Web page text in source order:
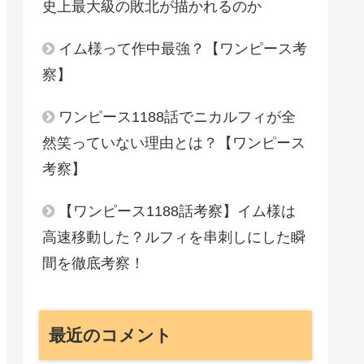
史上最大級の敗北が描かれるのか
イム様って作中最強？【ワンピース考
察】
ワンピース1188話でニカルフィが全
然笑っていない理由とは？【ワンピース
考察】
【ワンピース1188話考察】イム様は
高速移動した？ルフィを串刺しにした瞬
間を徹底考察！
最近のコメント